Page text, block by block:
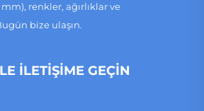
renkler, ağırlıklar ve
bize ulaşın.
İLETIŞIME GEÇIN